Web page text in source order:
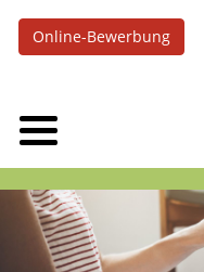
Online-Bewerbung